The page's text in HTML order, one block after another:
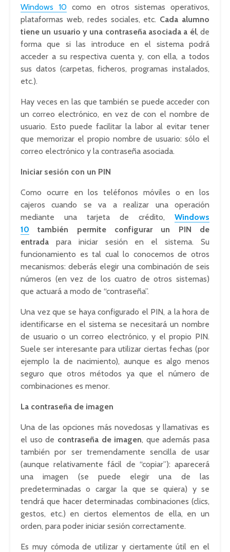
Windows 10 como en otros sistemas operativos,
plataformas web, redes sociales, etc. Cada alumno
tiene un usuario y una contraseña asociada a él, de
forma que si las introduce en el sistema podrá
acceder a su respectiva cuenta y, con ella, a todos
sus datos (carpetas, ficheros, programas instalados,
etc.).
Hay veces en las que también se puede acceder con
un correo electrónico, en vez de con el nombre de
usuario. Esto puede facilitar la labor al evitar tener
que memorizar el propio nombre de usuario: sólo el
correo electrónico y la contraseña asociada.
Iniciar sesión con un PIN
Como ocurre en los teléfonos móviles o en los
cajeros cuando se va a realizar una operación
mediante una tarjeta de crédito, Windows
10 también permite configurar un PIN de
entrada para iniciar sesión en el sistema. Su
funcionamiento es tal cual lo conocemos de otros
mecanismos: deberás elegir una combinación de seis
números (en vez de los cuatro de otros sistemas)
que actuará a modo de “contraseña”.
Una vez que se haya configurado el PIN, a la hora de
identificarse en el sistema se necesitará un nombre
de usuario o un correo electrónico, y el propio PIN.
Suele ser interesante para utilizar ciertas fechas (por
ejemplo la de nacimiento), aunque es algo menos
seguro que otros métodos ya que el número de
combinaciones es menor.
La contraseña de imagen
Una de las opciones más novedosas y llamativas es
el uso de contraseña de imagen, que además pasa
también por ser tremendamente sencilla de usar
(aunque relativamente fácil de “copiar”): aparecerá
una imagen (se puede elegir una de las
predeterminadas o cargar la que se quiera) y se
tendrá que hacer determinadas combinaciones (clics,
gestos, etc.) en ciertos elementos de ella, en un
orden, para poder iniciar sesión correctamente.
Es muy cómoda de utilizar y ciertamente útil en el